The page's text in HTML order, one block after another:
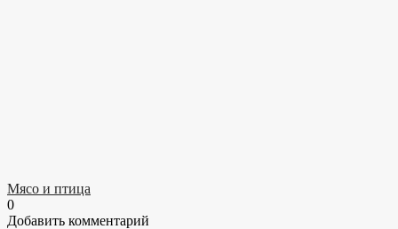
Мясо и птица
0
Добавить комментарий